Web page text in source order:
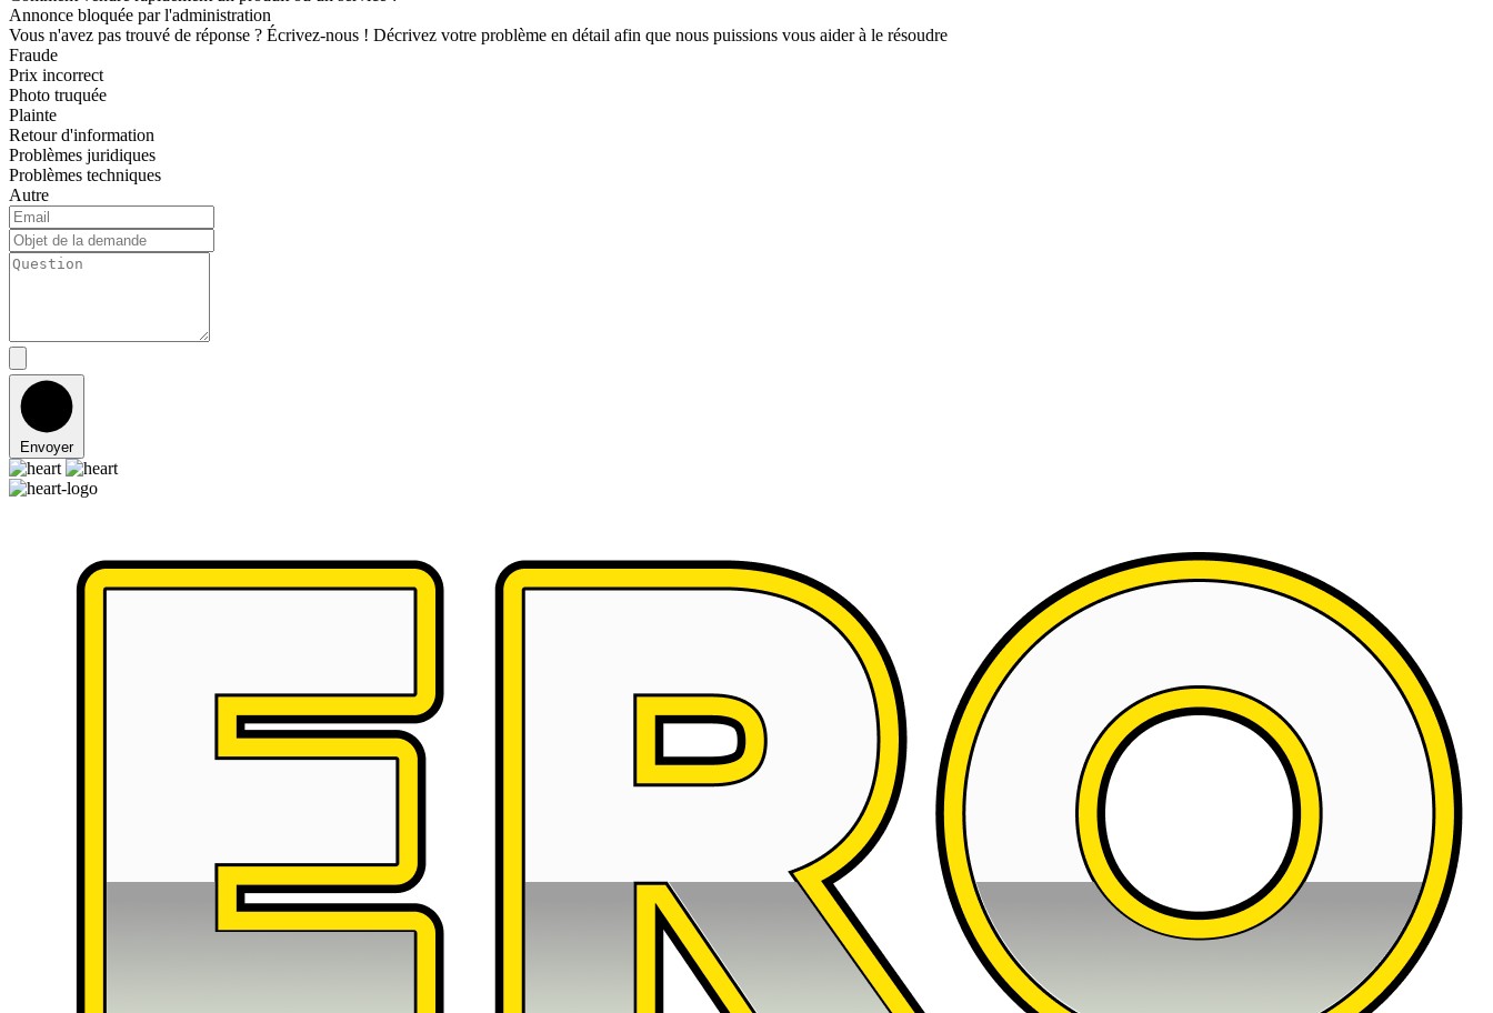
Annonce bloquée par l'administration
Vous n'avez pas trouvé de réponse ? Écrivez-nous ! Décrivez votre problème en détail afin que nous puissions vous aider à le résoudre
Fraude
Prix incorrect
Photo truquée
Plainte
Retour d'information
Problèmes juridiques
Problèmes techniques
Autre
Envoyer